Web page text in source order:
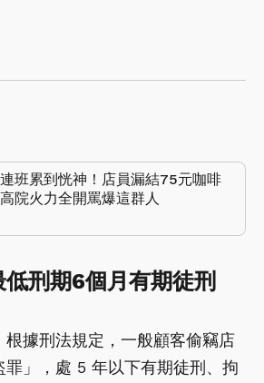
班累到恍神！店員漏結75元咖啡
院火力全開罵爆這群人
刑期6個月有期徒刑
根據刑法規定，一般顧客偷竊店
罪」，處 5 年以下有期徒刑、拘